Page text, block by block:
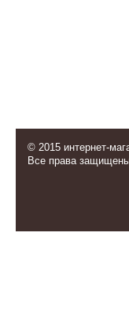
© 2015 интернет-
Все права